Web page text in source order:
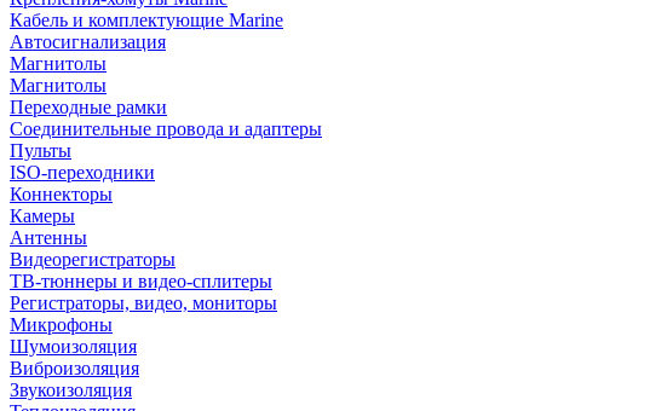
Кабель и комплектующие Marine
Автосигнализация
Магнитолы
Магнитолы
Переходные рамки
Соединительные провода и адаптеры
Пульты
ISO-переходники
Коннекторы
Камеры
Антенны
Видеорегистраторы
ТВ-тюннеры и видео-сплитеры
Регистраторы, видео, мониторы
Микрофоны
Шумоизоляция
Виброизоляция
Звукоизоляция